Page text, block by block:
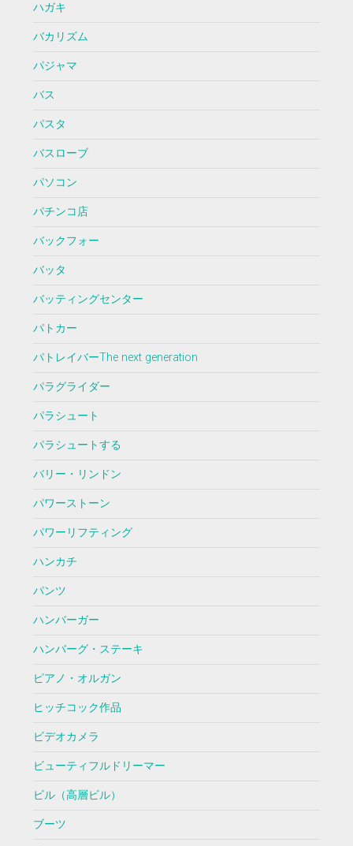
ハガキ
バカリズム
パジャマ
バス
パスタ
バスローブ
パソコン
パチンコ店
バックフォー
バッタ
バッティングセンター
パトカー
パトレイバーThe next generation
パラグライダー
パラシュート
パラシュートする
バリー・リンドン
パワーストーン
パワーリフティング
ハンカチ
パンツ
ハンバーガー
ハンバーグ・ステーキ
ピアノ・オルガン
ヒッチコック作品
ビデオカメラ
ビューティフルドリーマー
ビル（高層ビル）
ブーツ